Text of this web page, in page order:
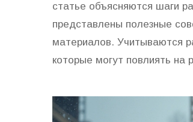
статье объясняются шаги
представлены полезные
материалов. Учитываются
которые могут повлиять на